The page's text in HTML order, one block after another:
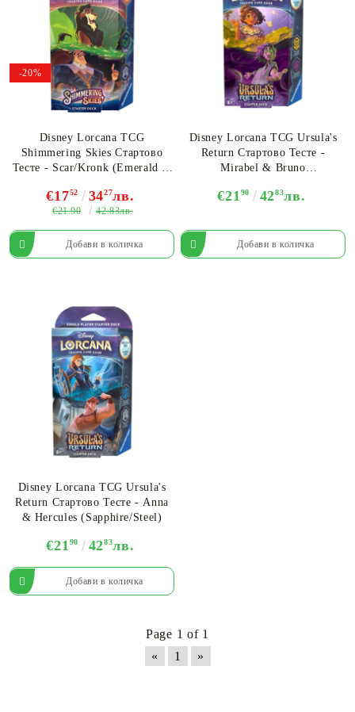
-20%
Disney Lorcana TCG
Shimmering Skies Стартово
Тесте - Scar/Kronk (Emerald &
€1752 3427лв.
€21.90 42.83лв.
Disney Lorcana TCG Ursula's
Return Стартово Тесте -
Mirabel & Bruno
€2190 4283лв.
Disney Lorcana TCG Ursula's
Return Стартово Тесте - Anna
& Hercules (Sapphire/Steel)
€2190 4283лв.
Page 1 of 1
«
1 »